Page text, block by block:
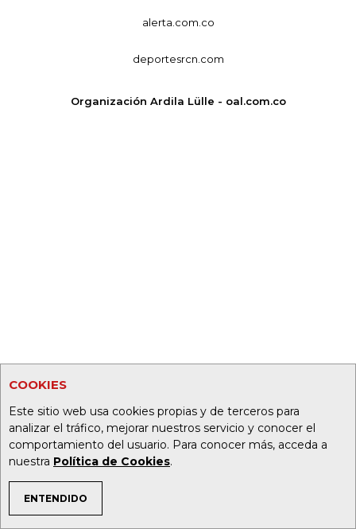
COOKIES
Este sitio web usa cookies propias y de terceros para
analizar el tráfico, mejorar nuestros servicio y conocer el
comportamiento del usuario. Para conocer más, acceda a
nuestra Política de Cookies.
ENTENDIDO
TEMAS DE INTERÉS
alerta.com.co
deportesrcn.com
Organización Ardila Lülle - oal.com.co